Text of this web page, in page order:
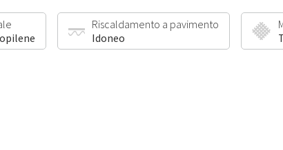
Riscaldamento a pavimento
Idoneo